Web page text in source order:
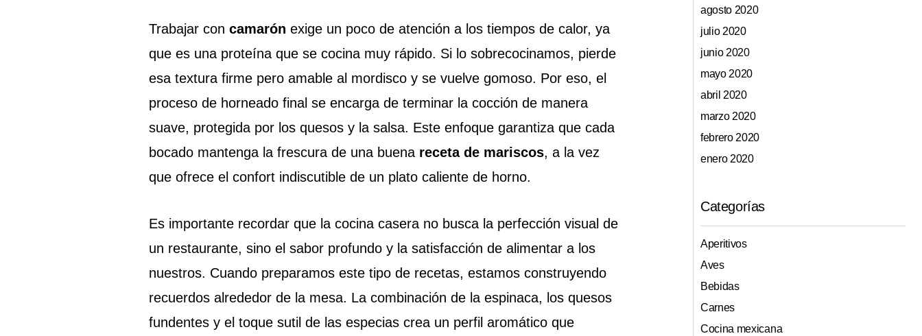
Trabajar con camarón exige un poco de atención a los tiempos de calor, ya
que es una proteína que se cocina muy rápido. Si lo sobrecocinamos, pierde
esa textura firme pero amable al mordisco y se vuelve gomoso. Por eso, el
proceso de horneado final se encarga de terminar la cocción de manera
suave, protegida por los quesos y la salsa. Este enfoque garantiza que cada
bocado mantenga la frescura de una buena receta de mariscos, a la vez
que ofrece el confort indiscutible de un plato caliente de horno.
Es importante recordar que la cocina casera no busca la perfección visual de
un restaurante, sino el sabor profundo y la satisfacción de alimentar a los
nuestros. Cuando preparamos este tipo de recetas, estamos construyendo
recuerdos alrededor de la mesa. La combinación de la espinaca, los quesos
fundentes y el toque sutil de las especias crea un perfil aromático que
agosto 2020
julio 2020
junio 2020
mayo 2020
abril 2020
marzo 2020
febrero 2020
enero 2020
Categorías
Aperitivos
Aves
Bebidas
Carnes
Cocina mexicana